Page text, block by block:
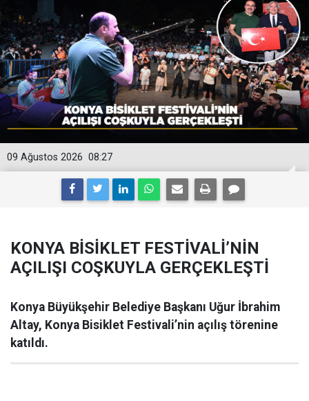
08:27
09 Ağustos 2026
KONYA BİSİKLET FESTİVALİ’NİN
AÇILIŞI COŞKUYLA GERÇEKLEŞTİ
Konya Büyükşehir Belediye Başkanı Uğur İbrahim
Altay, Konya Bisiklet Festivali’nin açılış törenine
katıldı.